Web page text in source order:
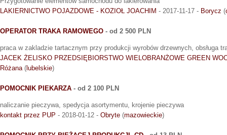
LAKIERNICTWO POJAZDOWE - KOZIOŁ JOACHIM - 2017-11-17 - Borycz (
OPERATOR TRAKA RAMOWEGO - od 2 500 PLN
praca w zakladzie tartacznym przy produkcji wyrobów drzewnych, obsługa
JACEK ŻELISKO PRZEDSIĘBIORSTWO WIELOBRANŻOWE GREEN
Różana( lubelskie)
POMOCNIK PIEKARZA - od 2 100 PLN
naliczanie pieczywa, spedycja asortymentu, krojenie pieczywa
kontakt przez PUP - 2018-01-12 - Obryte (mazowieckie)